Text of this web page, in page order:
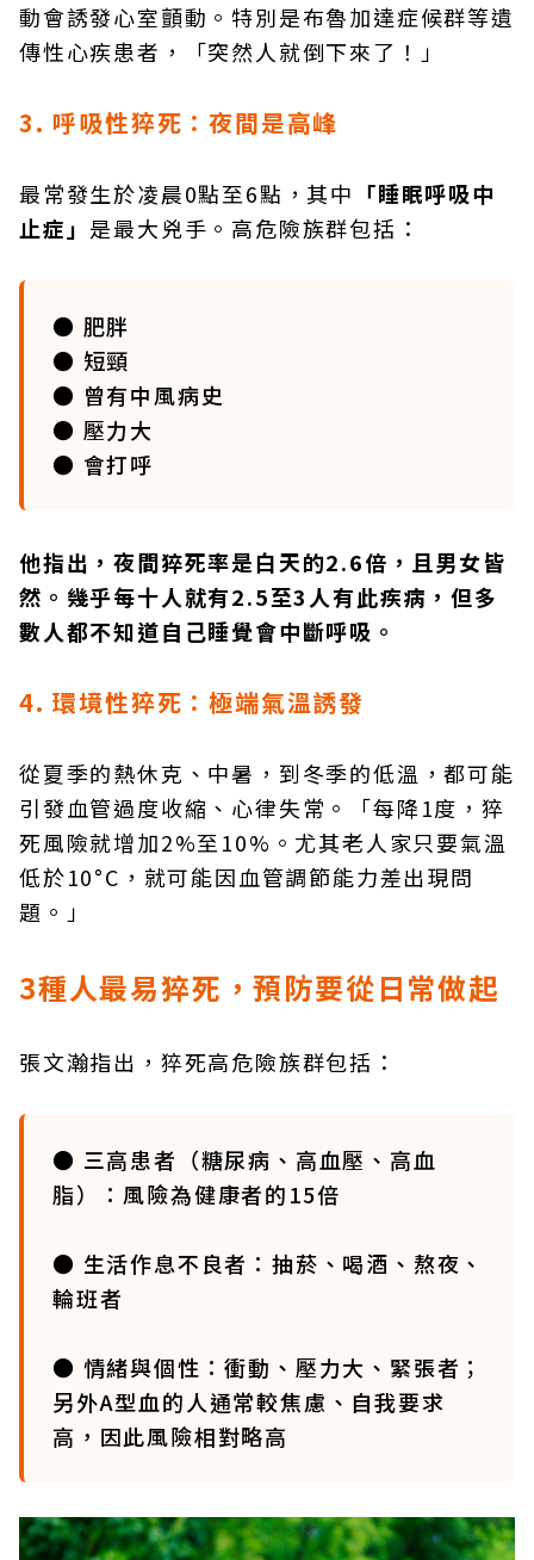
動會誘發心室顫動。特別是布魯加達症候群等遺
傳性心疾患者，「突然人就倒下來了！」
3. 呼吸性猝死：夜間是高峰
最常發生於凌晨0點至6點，其中 「睡眠呼吸中
止症」 是最大兇手。高危險族群包括：
● 肥胖
● 短頸
● 曾有中風病史
● 壓力大
● 會打呼
他指出，夜間猝死率是白天的2.6倍，且男女皆
然。幾乎每十人就有2.5至3人有此疾病，但多
數人都不知道自己睡覺會中斷呼吸。
4. 環境性猝死：極端氣溫誘發
從夏季的熱休克、中暑，到冬季的低溫，都可能
引發血管過度收縮、心律失常。「每降1度，猝
死風險就增加2%至10%。尤其老人家只要氣溫
低於10°C，就可能因血管調節能力差出現問
題。」
3種人最易猝死，預防要從日常做起
張文瀚指出，猝死高危險族群包括：
● 三高患者（糖尿病、高血壓、高血
脂）：風險為健康者的15倍
● 生活作息不良者：抽菸、喝酒、熬夜、
輪班者
● 情緒與個性：衝動、壓力大、緊張者；
另外A型血的人通常較焦慮、自我要求
高，因此風險相對略高